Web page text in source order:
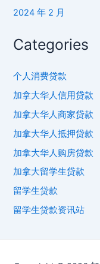
2024 年 2 月
Categories
个人消费贷款
加拿大华人信用贷款
加拿大华人商家贷款
加拿大华人抵押贷款
加拿大华人购房贷款
加拿大留学生贷款
留学生贷款
留学生贷款资讯站